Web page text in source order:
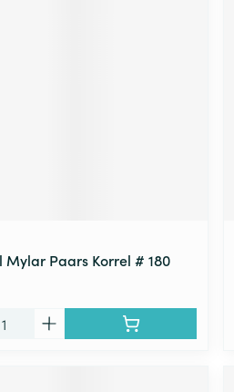
Mylar Paars Korrel # 180